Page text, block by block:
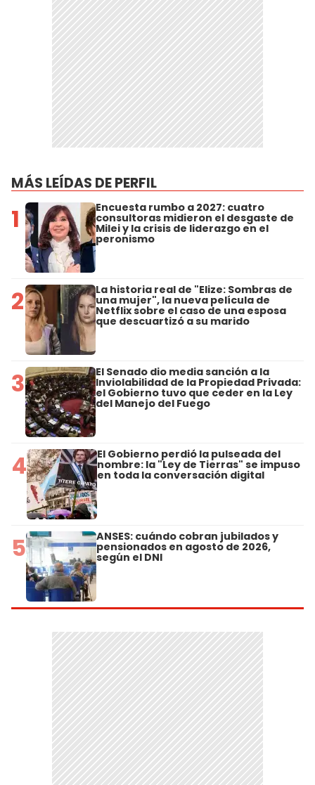
MÁS LEÍDAS DE PERFIL
1 Encuesta rumbo a 2027: cuatro
consultoras midieron el desgaste de
Milei y la crisis de liderazgo en el
peronismo
2 La historia real de "Elize: Sombras de
una mujer", la nueva película de
Netflix sobre el caso de una esposa
que descuartizó a su marido
3 El Senado dio media sanción a la
Inviolabilidad de la Propiedad Privada:
el Gobierno tuvo que ceder en la Ley
del Manejo del Fuego
4 El Gobierno perdió la pulseada del
nombre: la "Ley de Tierras" se impuso
en toda la conversación digital
5 ANSES: cuándo cobran jubilados y
pensionados en agosto de 2026,
según el DNI